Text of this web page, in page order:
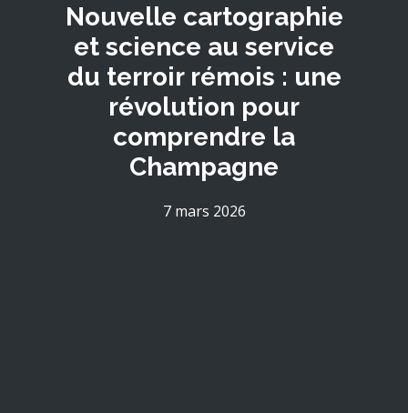
Nouvelle cartographie
et science au service
du terroir rémois : une
révolution pour
comprendre la
Champagne
7 mars 2026